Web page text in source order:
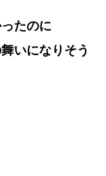
たのに
いになりそう